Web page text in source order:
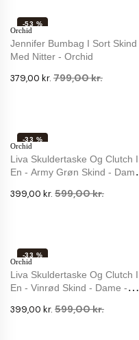
Orchid
Jennifer Bumbag I Sort Skind
Med Nitter - Orchid
379,00 kr. 799,00 kr.
-53 %
Orchid
Liva Skuldertaske Og Clutch I
En - Army Grøn Skind - Dame
399,00 kr. 599,00 kr.
-33 %
Orchid
Liva Skuldertaske Og Clutch I
En - Vinrød Skind - Dame -
399,00 kr. 599,00 kr.
-33 %